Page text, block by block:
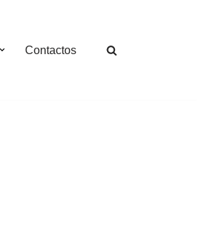
Contactos